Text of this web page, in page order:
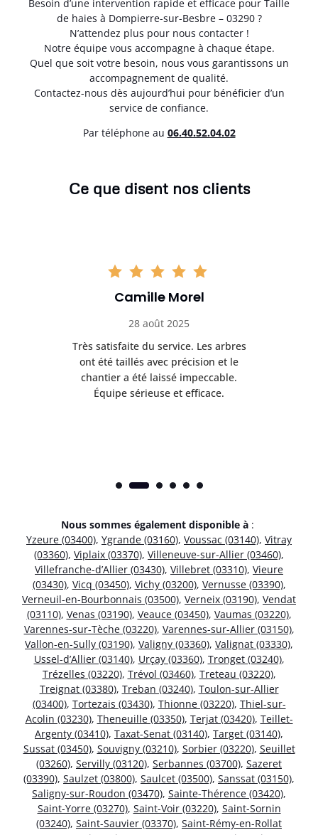
Besoin d’une intervention rapide et efficace pour Taille
de haies à Dompierre-sur-Besbre – 03290 ?
N’attendez plus pour nous contacter !
Notre équipe vous accompagne à chaque étape.
Quel que soit votre besoin, nous vous garantissons un
accompagnement de qualité.
Contactez-nous dès aujourd’hui pour bénéficier d’un
service de confiance.
Par téléphone au 06.40.52.04.02
Ce que disent nos clients
Camille Morel
28 août 2025
Très satisfaite du service. Les arbres
ont été taillés avec précision et le
chantier a été laissé impeccable.
Équipe sérieuse et efficace.
Nous sommes également disponible à :
Yzeure (03400), Ygrande (03160), Voussac (03140), Vitray
(03360), Viplaix (03370), Villeneuve-sur-Allier (03460),
Villefranche-d’Allier (03430), Villebret (03310), Vieure
(03430), Vicq (03450), Vichy (03200), Vernusse (03390),
Verneuil-en-Bourbonnais (03500), Verneix (03190), Vendat
(03110), Venas (03190), Veauce (03450), Vaumas (03220),
Varennes-sur-Tèche (03220), Varennes-sur-Allier (03150),
Vallon-en-Sully (03190), Valigny (03360), Valignat (03330),
Ussel-d’Allier (03140), Urçay (03360), Tronget (03240),
Trézelles (03220), Trévol (03460), Treteau (03220),
Treignat (03380), Treban (03240), Toulon-sur-Allier
(03400), Tortezais (03430), Thionne (03220), Thiel-sur-
Acolin (03230), Theneuille (03350), Terjat (03420), Teillet-
Argenty (03410), Taxat-Senat (03140), Target (03140),
Sussat (03450), Souvigny (03210), Sorbier (03220), Seuillet
(03260), Servilly (03120), Serbannes (03700), Sazeret
(03390), Saulzet (03800), Saulcet (03500), Sanssat (03150),
Saligny-sur-Roudon (03470), Sainte-Thérence (03420),
Saint-Yorre (03270), Saint-Voir (03220), Saint-Sornin
(03240), Saint-Sauvier (03370), Saint-Rémy-en-Rollat